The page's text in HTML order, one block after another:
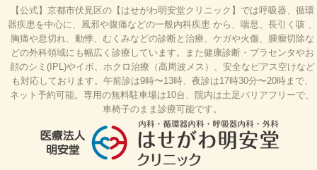
【公式】京都市伏見区の【はせがわ明安堂クリニック】では呼吸器、循環
器疾患を中心に、風邪や腹痛などの一般内科疾患 から、喘息、長引く咳 、
胸痛や息切れ、動悸、むくみなどの診断と治療、ケガや火傷、腫瘤切除な
どの外科領域にも幅広く診療しています。また健康診断・プラセンタやお
顔のシミ(IPL)やイボ、ホクロ治療（高周波メス）、安全なピアス空けなど
も対応しております。午前診は9時〜13時、夜診は17時30分〜20時まで、
ネット予約可能。専用の無料駐車場は10台、院内は土足バリアフリーで、
車椅子のまま診療可能です。